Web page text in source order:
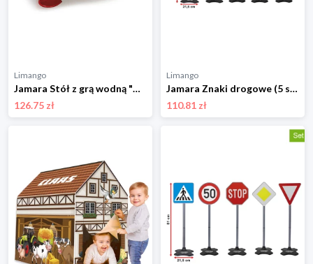
Limango
Jamara Stół z grą wodną "Castle" - 12 m+ rozmiar: onesize
126.75 zł
Limango
Jamara Znaki drogowe (5 szt.) - 3+ rozmiar: onesize
110.81 zł